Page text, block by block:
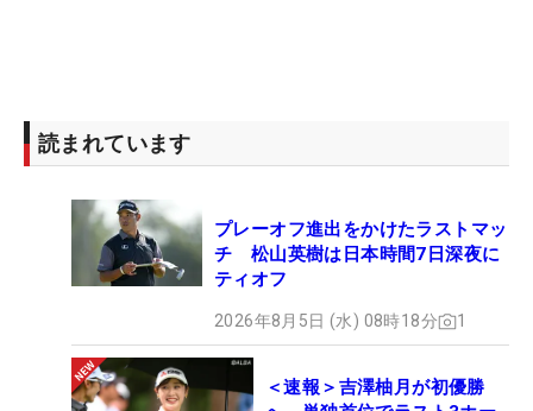
ル1オーバー・57位タイに後退した。
イントランキング上位70人が出場。第2戦には50人
のみが進出できるため、今大会で20人が蹴落とされ
る。生き残りをかけた“熱戦”は週末も続く。
読まれています
プレーオフ進出をかけたラストマッ
チ 松山英樹は日本時間7日深夜に
ティオフ
2026年8月5日 (水) 08時18分 1
＜速報＞吉澤柚月が初優勝